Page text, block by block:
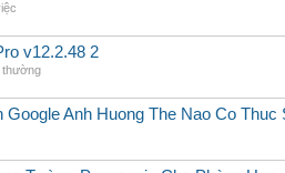
v12.2.48 2
thường
Google Anh Huong The Nao Co Thuc